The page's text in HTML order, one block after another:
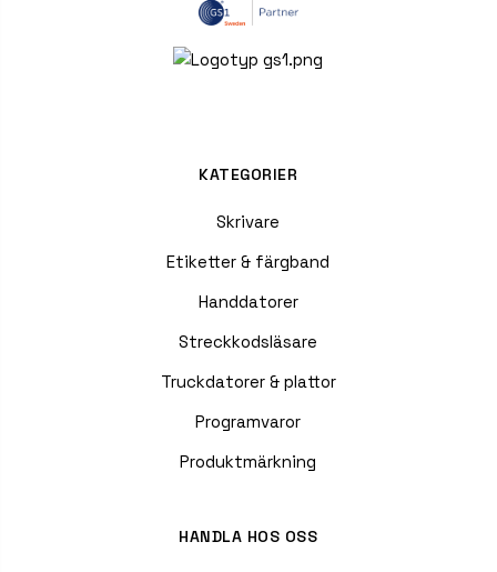
KATEGORIER
Skrivare
Etiketter & färgband
Handdatorer
Streckkodsläsare
Truckdatorer & plattor
Programvaror
Produktmärkning
HANDLA HOS OSS